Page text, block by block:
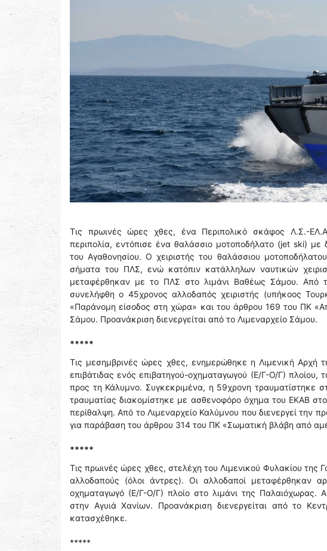
Τις πρωινές ώρες χθες, ένα Περιπολικό σκάφος Λ.Σ.-
περιπολία, εντόπισε ένα θαλάσσιο μοτοποδήλατο (jet ski) με
του Αγαθονησίου. Ο χειριστής του θαλάσσιου
σήματα του ΠΛΣ, ενώ κατόπιν κατάλληλων ναυτικών
μεταφέρθηκαν με το ΠΛΣ στο λιμάνι Βαθέως Σάμου. Από
συνελήφθη ο 45χρονος αλλοδαπός χειριστής (υπήκοος
«Παράνομη είσοδος στη χώρα» και του άρθρου 169 του ΠΚ
Σάμου. Προανάκριση διενεργείται από το Λιμεναρχείο Σάμου.
*****
Τις μεσημβρινές ώρες χθες, ενημερώθηκε η Λιμενική Αρχή
επιβάτιδας ενός επιβατηγού-οχηματαγωγού (Ε/Γ-Ο/Γ) πλοίου,
προς τη Κάλυμνο. Συγκεκριμένα, η 59χρονη
τραυματίας διακομίστηκε με ασθενοφόρο όχημα του ΕΚΑΒ
περίθαλψη. Από το Λιμεναρχείο Καλύμνου που διενεργεί την
για παράβαση του άρθρου 314 του ΠΚ «Σωματική βλάβη από
*****
Τις πρωινές ώρες χθες, στελέχη του Λιμενικού Φυλακίου
αλλοδαπούς (όλοι άντρες). Οι αλλοδαποί μεταφέρθηκαν
οχηματαγωγό (Ε/Γ-Ο/Γ) πλοίο στο λιμάνι της Παλαιόχωρας.
στην Αγυιά Χανίων. Προανάκριση διενεργείται από το
κατασχέθηκε.
*****